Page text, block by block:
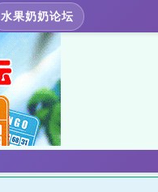
水果奶奶论坛